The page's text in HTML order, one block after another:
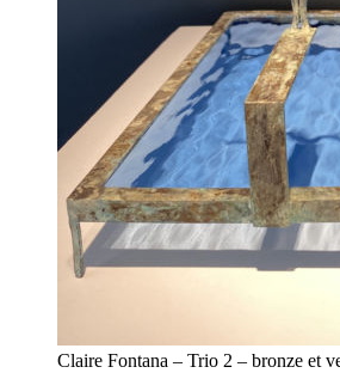
Claire Fontana – Trio 2 – bronze et